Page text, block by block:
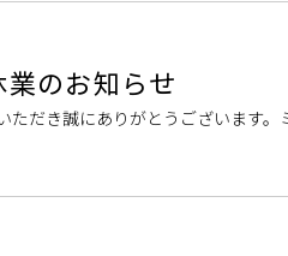
のお知らせ
だき誠にありがとうございます。